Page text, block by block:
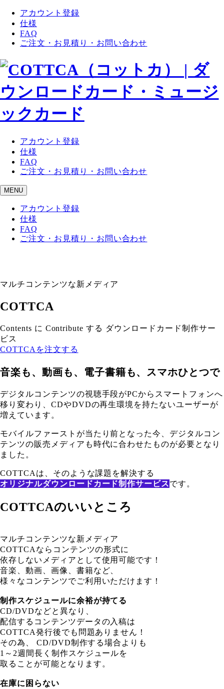
アカウント登録
仕様
FAQ
ご注文・お見積り・お問い合わせ
アカウント登録
仕様
FAQ
ご注文・お見積り・お問い合わせ
MENU
アカウント登録
仕様
FAQ
ご注文・お見積り・お問い合わせ
マルチコンテンツな新メディア
COTTCA
Contents に Contribute する ダウンロードカード制作サー
ビス
COTTCAを注文する
音楽も、動画も、電子書籍も、スマホひとつで
デジタルコンテンツの視聴手段がPCからスマートフォンへ
移り変わり、CDやDVDの再生環境を持たないユーザーが
増えています。
モバイルファーストが当たり前となった今、デジタルコン
テンツの販売メディアも時代に合わせたものが必要となり
ました。
COTTCAは、そのような課題を解決する
オリジナルダウンロードカード制作サービスです。
COTTCAのいいところ
マルチコンテンツな新メディア
COTTCAならコンテンツの形式に
依存しないメディアとして使用可能です！
音楽、動画、画像、書籍など、
様々なコンテンツでご利用いただけます！
制作スケジュールに余裕が持てる
CD/DVDなどと異なり、
配信するコンテンツデータの入稿は
COTTCA発行後でも問題ありません！
その為、 CD/DVD制作する場合よりも
1～2週間長く制作スケジュールを
取ることが可能となります。
在庫に困らない